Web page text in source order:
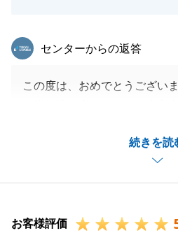
続きを読
東急リバブル
センターからの返答
この度は、おめでとうございま
今後不動産につきましてご不
是非ともご相談を頂ければと
お客様評価